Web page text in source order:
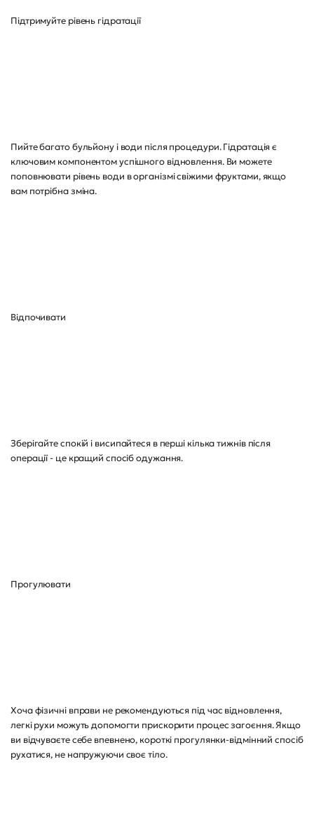
Підтримуйте рівень гідратації
Пийте багато бульйону і води після процедури. Гідратація є
ключовим компонентом успішного відновлення. Ви можете
поповнювати рівень води в організмі свіжими фруктами, якщо
вам потрібна зміна.
Відпочивати
Зберігайте спокій і висипайтеся в перші кілька тижнів після
операції - це кращий спосіб одужання.
Прогулювати
Хоча фізичні вправи не рекомендуються під час відновлення,
легкі рухи можуть допомогти прискорити процес загоєння. Якщо
ви відчуваєте себе впевнено, короткі прогулянки-відмінний спосіб
рухатися, не напружуючи своє тіло.